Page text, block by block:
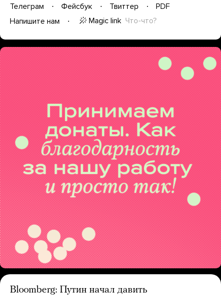
Телеграм Фейсбук Твиттер
PDF
Напишите нам
Magic link Что-что?
Bloomberg: Путин начал давить